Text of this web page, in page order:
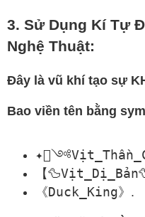
3. Sử Dụng Kí Tự
Nghệ Thuật:
Đây là vũ khí tạo sự
Bao viền tên bằng
【
《Duck_King》 .